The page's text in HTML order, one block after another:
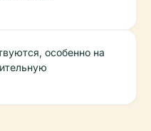
особенно на